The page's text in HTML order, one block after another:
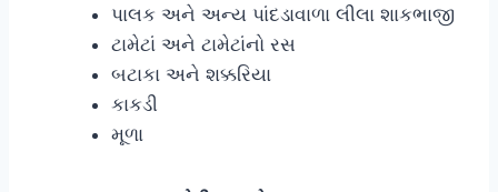
પાલક અને અન્ય પાંદડાવાળા લીલા શાકભાજી
ટામેટાં અને ટામેટાંનો રસ
બટાકા અને શક્કરિયા
કાકડી
મૂળા